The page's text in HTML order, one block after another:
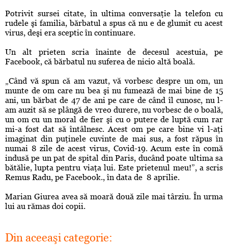
Potrivit sursei citate, în ultima conversaţie la telefon cu
rudele şi familia, bărbatul a spus că nu e de glumit cu acest
virus, deşi era sceptic în continuare.
Un alt prieten scria înainte de decesul acestuia, pe
Facebook, că bărbatul nu suferea de nicio altă boală.
„Când vă spun că am vazut, vă vorbesc despre un om, un
munte de om care nu bea şi nu fumează de mai bine de 15
ani, un bărbat de 47 de ani pe care de când îl cunosc, nu l-
am auzit să se plângă de vreo durere, nu vorbesc de o boală,
un om cu un moral de fier şi cu o putere de luptă cum rar
mi-a fost dat să întâlnesc. Acest om pe care bine vi l-aţi
imaginat din puţinele cuvinte de mai sus, a fost răpus în
numai 8 zile de acest virus, Covid-19. Acum este în comă
indusă pe un pat de spital din Paris, ducând poate ultima sa
bătălie, lupta pentru viaţa lui. Este prietenul meu!”, a scris
Remus Radu, pe Facebook., în data de 8 aprilie.
Marian Giurea avea să moară două zile mai târziu. În urma
lui au rămas doi copii.
Din aceeaşi categorie: